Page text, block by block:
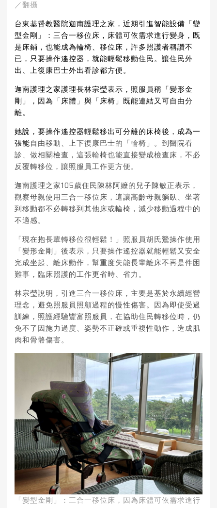
／翻攝
台東基督教醫院迦南護理之家，近期引進智能設備「變
型金剛」：三合一移位床，床體可依需求進行變身，既
是床鋪，也能成為輪椅、移位床，許多照護者稱讚不
已，只要操作遙控器，就能輕鬆移動住民。讓住民外
出、上復康巴士外出看診都方便。
迦南護理之家護理長林宗瑩表示， 照服員稱「變形金
剛」，因為「床體」與「床椅」既能連結又可自由分
離。
她說，要操作遙控器輕鬆移出可分離的床椅後，成為一
張能自由移動、上下復康巴士的「輪椅」。到醫院看
診、做相關檢查，這張輪椅也能直接變成檢查床，不必
反覆轉移位，讓照服員工作更方便。
迦南護理之家105歲住民陳林阿嬤的兒子陳敏正表示，
觀察母親使用三合一移位床，這讓高齡母親躺臥、坐著
到移動都不必轉移到其他床或輪椅，減少移動過程中的
不適感。
「現在抱長輩轉移位很輕鬆！」照服員胡氏鶯操作使用
「變形金剛」後表示，只要操作遙控器就能輕鬆又安全
完成坐起、離床動作，幫重度失能長輩離床不再是件困
難事，臨床照護的工作更省時、省力。
林宗瑩說明，引進三合一移位床，主要是基於永續經營
理念，避免照服員照顧過程的慢性傷害。因為即使受過
訓練，照護經驗豐富照服員，在協助住民轉移位時，仍
免不了因施力過度、姿勢不正確或重複性動作，造成肌
肉和骨骼傷害。
「變型金剛」：三合一移位床，因為床體可依需求進行